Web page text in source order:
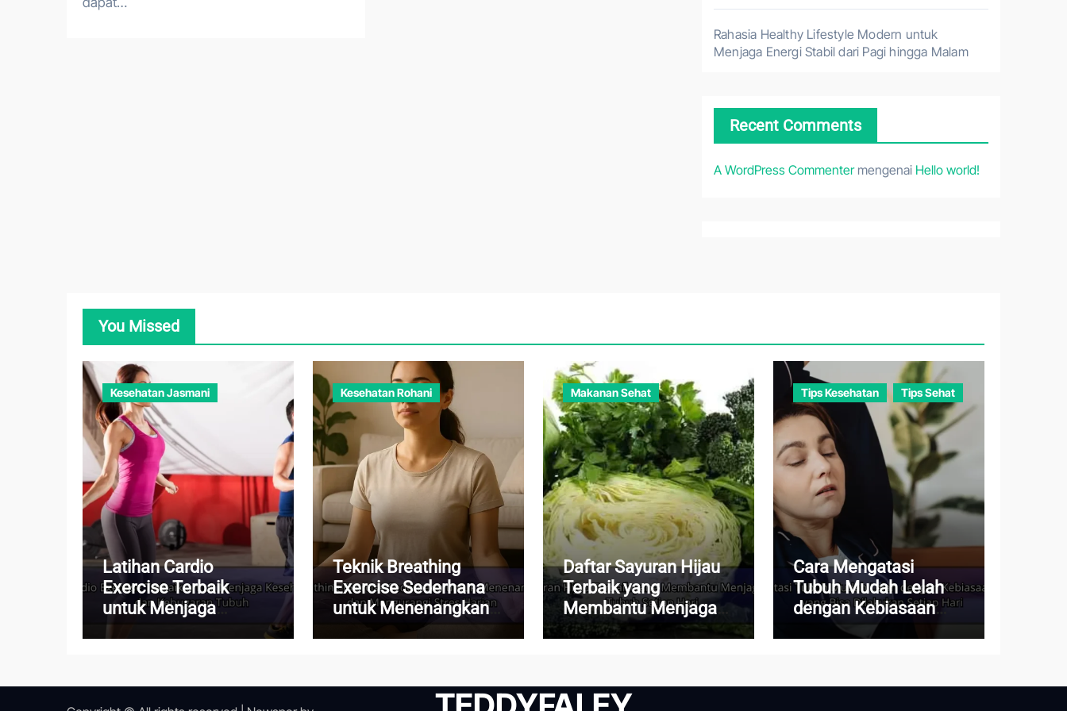
Rahasia Healthy Lifestyle Modern untuk
Menjaga Energi Stabil dari Pagi hingga Malam
Recent Comments
A WordPress Commentermengenai Hello world!
You Missed
Kesehatan Jasmani
Latihan Cardio
Exercise Terbaik
untuk Menjaga
Kesehatan Jantung
Kesehatan Rohani
Teknik Breathing
Exercise Sederhana
untuk Menenangkan
Pikiran dan
Makanan Sehat
Daftar Sayuran Hijau
Terbaik yang
Membantu Menjaga
Kesehatan Tubuh
Tips Kesehatan Tips Sehat
Cara Mengatasi
Tubuh Mudah Lelah
dengan Kebiasaan
Sederhana yang Bisa